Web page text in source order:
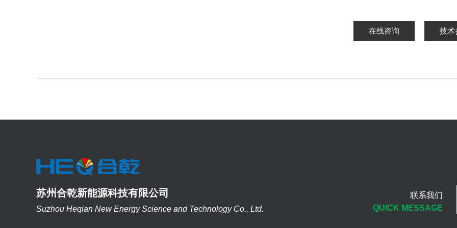
在线咨询 技术
苏州合乾新能源科技有限公司
Suzhou Heqian New Energy Science and Technology Co., Ltd.
联系我们
QUICK MESSAGE